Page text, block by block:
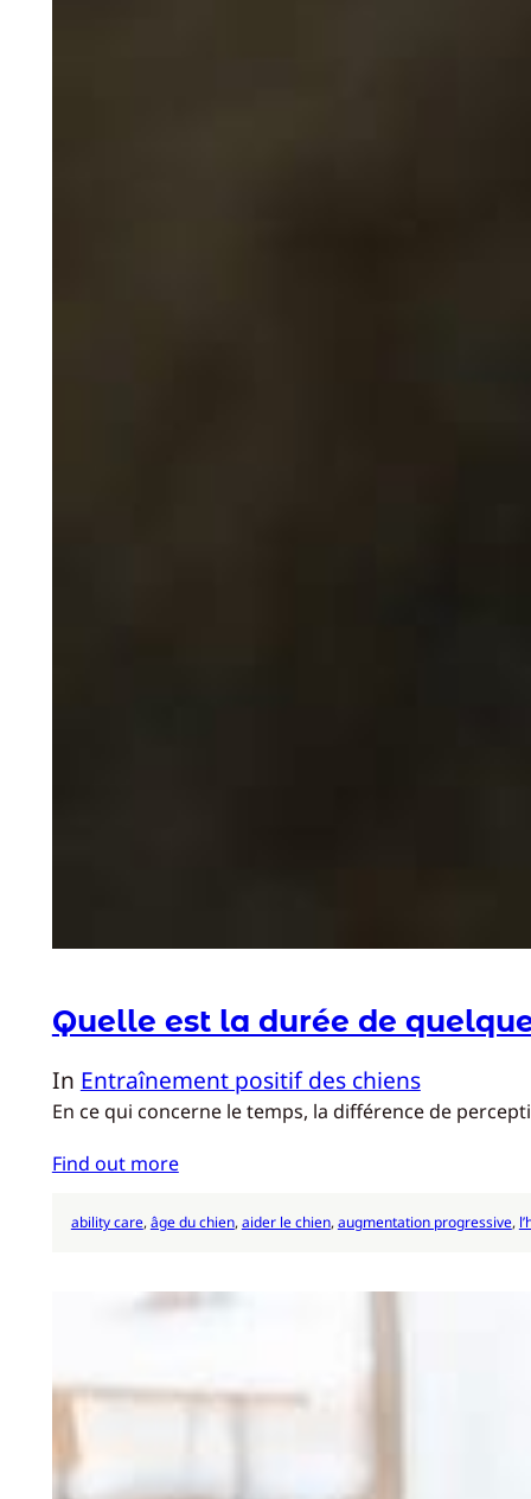
Quelle est la durée de
In Entraînement positif des chiens
En ce qui concerne le temps, la différence de
Find out more
ability care, âge du chien, aider le chien, augmentation progressive,